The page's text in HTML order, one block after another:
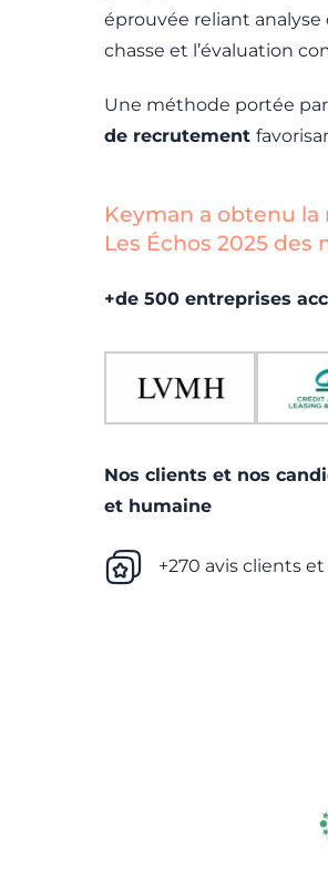
éprouvée reliant
chasse et l’évaluation
Une méthode portée
de recrutement
Keyman a obtenu la
Les Échos 2025
+de 500 entreprises
Nos clients et nos
et humaine
+270 avis clients